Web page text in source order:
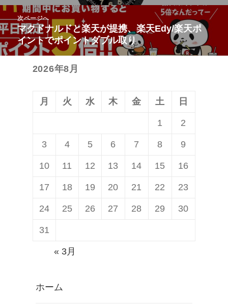
ビ
ゲ
ー
の
投
稿:
次ページへ
次
の
投
マクドナルドと楽天が提携、楽天Edy/楽天ポ
イントでポイントダブル取り
2026年8月
月 火 水 木 金 土 日
1 2
3 4 5 6 7 8 9
10 11 12 13 14 15 16
17 18 19 20 21 22 23
24 25 26 27 28 29 30
31
« 3月
ホーム